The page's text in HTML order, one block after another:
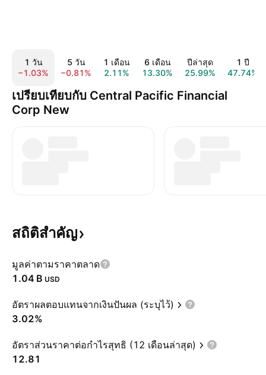
1 วัน
−1.03%
5 วัน
−0.81%
1 เดือน
2.11%
6 เดือน
13.30%
ปีล่าสุด
25.99%
1 ปี
47.74%
เปรียบเทียบกับ Central Pacific Financial
Corp New
สถิติสำคัญ
มูลค่าตามราคาตลาด
‪1.04 B‬ USD
อัตราผลตอบแทนจากเงินปันผล (ระบุไว้)
3.02%
อัตราส่วนราคาต่อกำไรสุทธิ (12 เดือนล่าสุด)
12.81